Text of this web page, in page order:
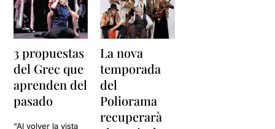
3 propuestas
del Grec que
aprenden del
pasado
“Al volver la vista
La nova
temporada
del
Poliorama
recuperarà